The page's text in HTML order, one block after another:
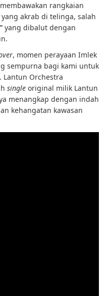
rangkaian
akrab di telinga, salah
yang dibalut dengan
, momen perayaan Imlek
sempurna bagi kami untuk
Lantun Orchestra
single original milik Lantun
menangkap dengan indah
kehangatan kawasan